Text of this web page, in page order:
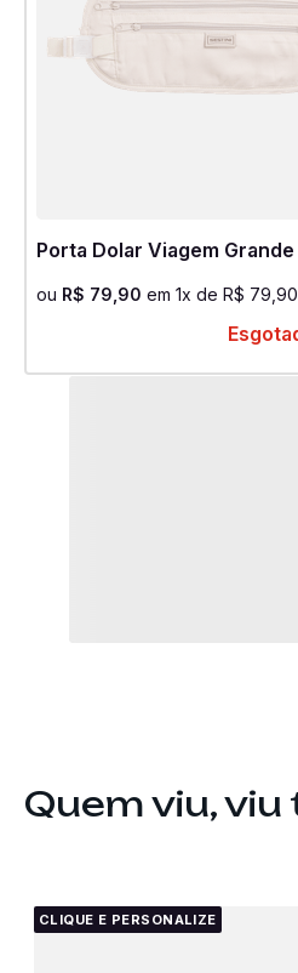
Porta Dolar Viagem
ou R$ 79 90 em 1x de R$ 79 90
Quem viu,
CLIQUE E PERSONALIZE